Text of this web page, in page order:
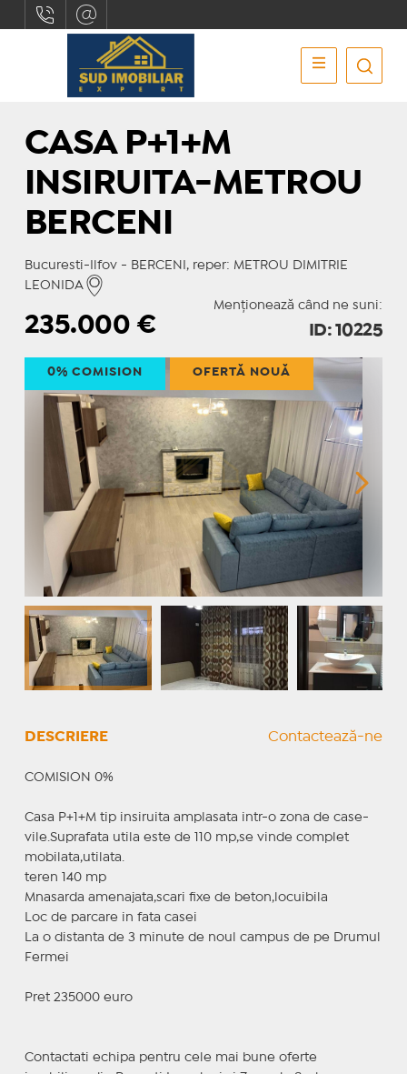
CASA P+1+M
INSIRUITA-METROU
BERCENI
Bucuresti-Ilfov - BERCENI, reper: METROU DIMITRIE
LEONIDA
Menționează când ne suni:
235.000 € ID: 10225
0% COMISION OFERTĂ NOUĂ
DESCRIERE Contactează-ne
COMISION 0%
Casa P+1+M tip insiruita amplasata intr-o zona de case-
vile.Suprafata utila este de 110 mp,se vinde complet
mobilata,utilata.
teren 140 mp
Mnasarda amenajata,scari fixe de beton,locuibila
Loc de parcare in fata casei
La o distanta de 3 minute de noul campus de pe Drumul
Fermei
Pret 235000 euro
Contactati echipa pentru cele mai bune oferte